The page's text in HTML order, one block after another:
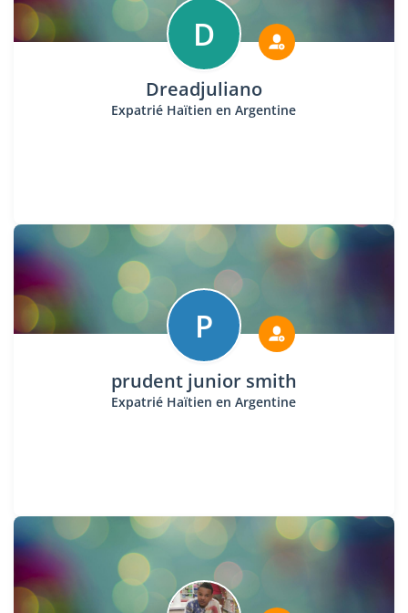
D
Dreadjuliano
Expatrié Haïtien en Argentine
P
prudent junior smith
Expatrié Haïtien en Argentine